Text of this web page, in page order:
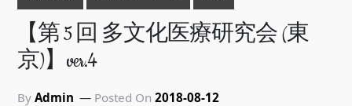
【第 5 回 多文化医療研究会 (東
京)】ver.4
By Admin Posted On 2018-08-12